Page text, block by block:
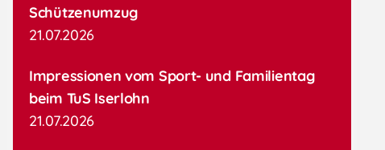
Schützenumzug
21.07.2026
Impressionen vom Sport- und Familientag
beim TuS Iserlohn
21.07.2026